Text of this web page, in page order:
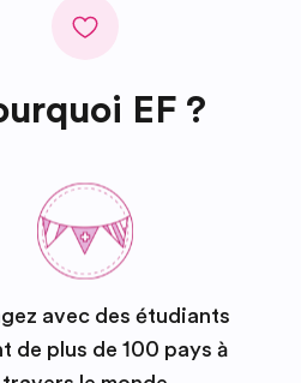
EF ?
avec des étudiants
de plus de 100 pays à